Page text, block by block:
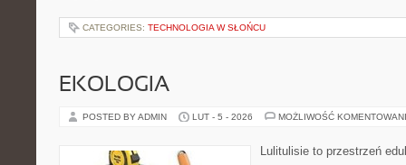
CATEGORIES: TECHNOLOGIA W SŁOŃCU
EKOLOGIA
POSTED BY ADMIN LUT - 5 - 2026 MOŻLIWOŚĆ
Lulitulisie to przestrzeń